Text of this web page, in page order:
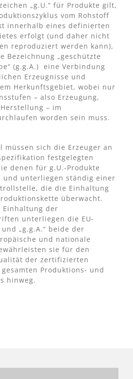
„g.U.“ für Produkte gilt,
vom Rohstoff
innerhalb eines definierten
erfolgt (und daher nicht
reproduziert werden kann),
Bezeichnung „geschützte
(g.g.A.) eine Verbindung
Erzeugnisse und
Herkunftsgebiet, wobei nur
– also Erzeugung,
– im
worden sein muss.
müssen sich die Erzeuger an
festgelegten
denen für g.U.-Produkte
unterliegen ständig einer
die die Einhaltung
überwacht.
der
unterliegen die EU-
und „g.g.A.“ beide der
und nationale
sie für den
der zertifizierten
Produktions- und
hinweg.